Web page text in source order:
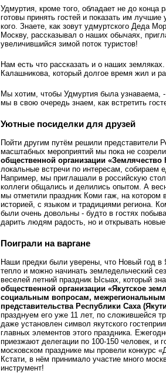
Удмуртия, кроме того, обладает не до конца
готовы принять гостей и показать им
кого. Знаете, как зовут удмуртского Деда
Москву, рассказывал о наших обычаях,
увеличившийся зимой поток туристов!
Нам есть что рассказать и о наших
Калашникова, который долгое время жил и
Мы хотим, чтобы Удмуртия была узнаваема,
мы в свою очередь знаем, как встретить
Уютные посиделки для друзей
Пойти другим путём решили представители
масштабных мероприятий мы пока не
общественной организации
локальные встречи по интересам,
Например, мы приглашали в российскую
коллеги общались и делились опытом. А
мы отметили праздник Коми гаж, на котором
историей, с языком и традициями региона.
были очень довольны - будто в гостях
дарить людям радость, но и открывать
Поиграли на варгане
Наши предки были уверены, что Новый год в
тепло и можно начинать земледельческий
веселей летний праздник Ысыах, который
общественной организации «Якутское
социальным вопросам,
представительства Республики Саха
празднуем его уже 11 лет, по сложившейся
даже установлен символ якутского
главных элементов этого праздника.
приезжают делегации по 100-150 человек, и
московском празднике мы провели конкурс
Кстати, в нём принимало участие много
инструмент!